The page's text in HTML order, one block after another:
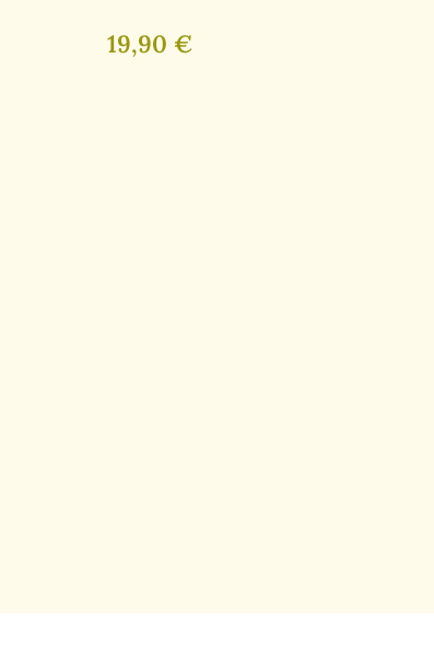
19,90 €